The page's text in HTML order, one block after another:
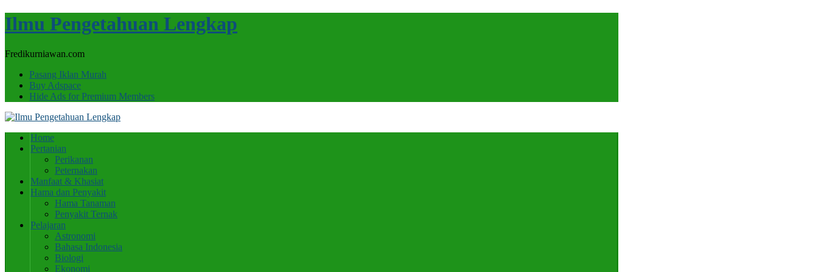
Ilmu Pengetahuan Lengkap
Fredikurniawan.com
Pasang Iklan Murah
Buy Adspace
Hide Ads for Premium Members
Home
Pertanian
Perikanan
Peternakan
Manfaat & Khasiat
Hama dan Penyakit
Hama Tanaman
Penyakit Ternak
Pelajaran
Astronomi
Bahasa Indonesia
Biologi
Ekonomi